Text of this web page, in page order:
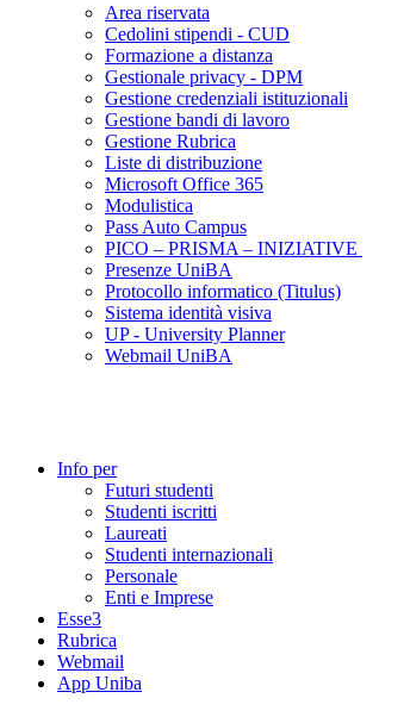
Area riservata
Cedolini stipendi - CUD
Formazione a distanza
Gestionale privacy - DPM
Gestione credenziali istituzionali
Gestione bandi di lavoro
Gestione Rubrica
Liste di distribuzione
Microsoft Office 365
Modulistica
Pass Auto Campus
PICO – PRISMA – INIZIATIVE
Presenze UniBA
Protocollo informatico (Titulus)
Sistema identità visiva
UP - University Planner
Webmail UniBA
Info per
Futuri studenti
Studenti iscritti
Laureati
Studenti internazionali
Personale
Enti e Imprese
Esse3
Rubrica
Webmail
App Uniba